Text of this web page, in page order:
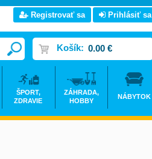
Registrovať sa Prihlásiť sa
Košík: 0.00 €
ŠPORT,
ZDRAVIE
ZÁHRADA,
HOBBY
NÁBYTOK